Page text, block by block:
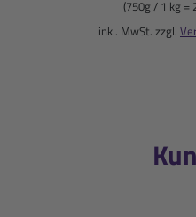
(750g / 1 kg =
inkl. MwSt. zzgl.